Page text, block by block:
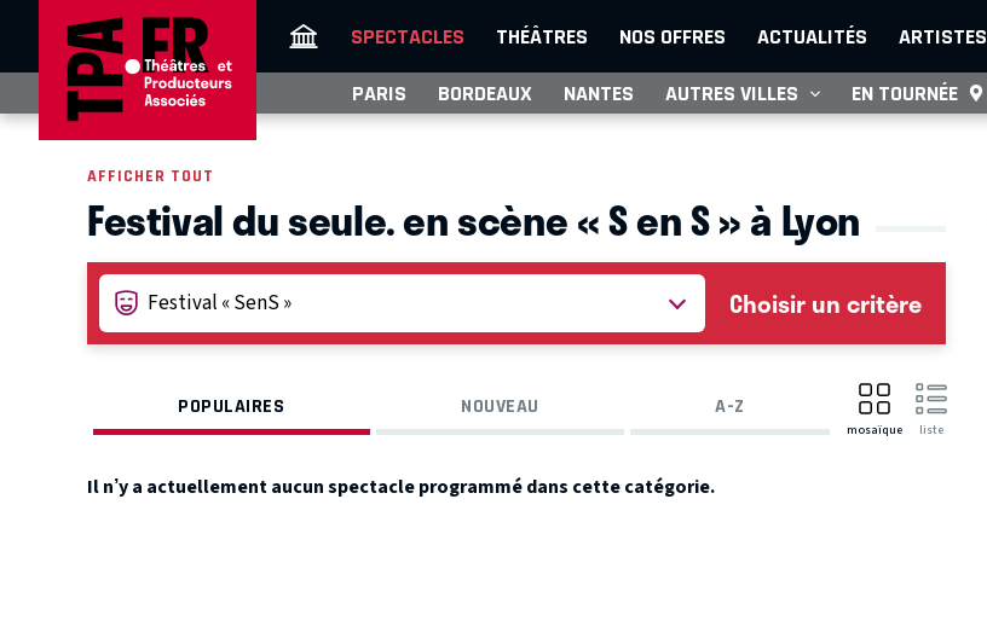
SPECTACLES THÉÂTRES NOS OFFRES ACTUALITÉS ARTISTES
PARIS BORDEAUX NANTES AUTRES VILLES EN TOURNÉE
AFFICHER TOUT
Festival du seule. en scène « S en S » à Lyon
Choisir un critère
POPULAIRES NOUVEAU A-Z
mosaïque liste
Il n’y a actuellement aucun spectacle programmé dans cette catégorie.